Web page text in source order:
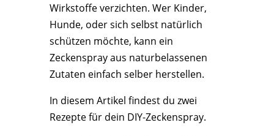
Wirkstoffe verzichten. Wer Kinder,
Hunde, oder sich selbst natürlich
schützen möchte, kann ein
Zeckenspray aus naturbelassenen
Zutaten einfach selber herstellen.
In diesem Artikel findest du zwei
Rezepte für dein DIY-Zeckenspray.